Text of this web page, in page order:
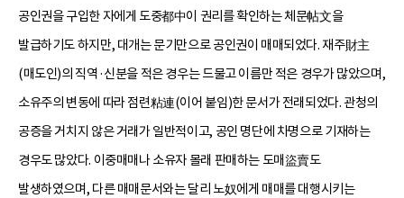
공인권을 구입한 자에게 도중都中이 권리를 확인하는 체문帖文을
발급하기도 하지만, 대개는 문기만으로 공인권이 매매되었다. 재주財主
(매도인)의 직역·신분을 적은 경우는 드물고 이름만 적은 경우가 많았으며,
소유주의 변동에 따라 점련粘連(이어 붙임)한 문서가 전래되었다. 관청의
공증을 거치지 않은 거래가 일반적이고, 공인 명단에 차명으로 기재하는
경우도 많았다. 이중매매나 소유자 몰래 판매하는 도매盜賣도
발생하였으며, 다른 매매문서와는 달리 노奴에게 매매를 대행시키는